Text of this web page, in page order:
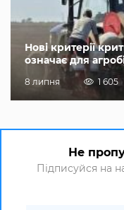
Нові критерії
означає для
8 липня 1 605
Не
Підписуйся на